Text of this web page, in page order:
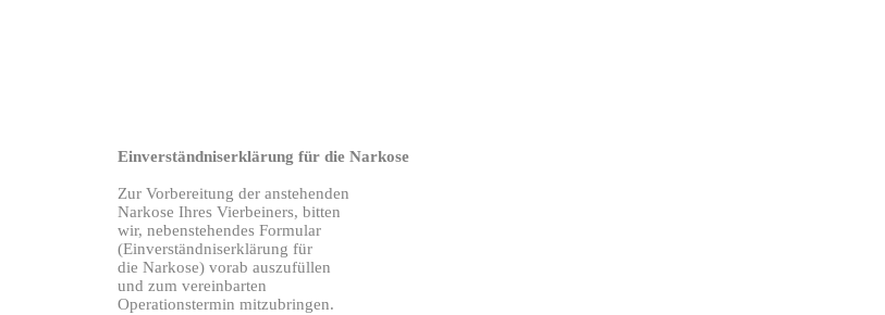
Einverständniserklärung für die Narkose
Zur Vorbereitung der anstehenden
Narkose Ihres Vierbeiners, bitten
wir, nebenstehendes Formular
(Einverständniserklärung für
die Narkose) vorab auszufüllen
und zum vereinbarten
Operationstermin mitzubringen.